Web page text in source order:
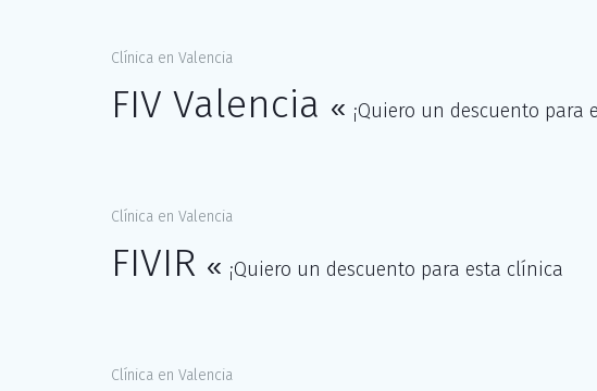
Clínica en Valencia
FIV Valencia « ¡Quiero un descuento para
Clínica en Valencia
FIVIR « ¡Quiero un descuento para esta clínica
Clínica en Valencia